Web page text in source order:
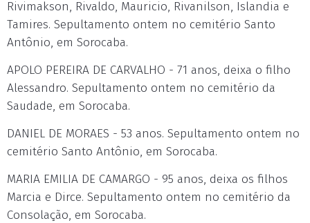
Rivimakson, Rivaldo, Mauricio, Rivanilson, Islandia e
Tamires. Sepultamento ontem no cemitério Santo
Antônio, em Sorocaba.
APOLO PEREIRA DE CARVALHO - 71 anos, deixa o filho
Alessandro. Sepultamento ontem no cemitério da
Saudade, em Sorocaba.
DANIEL DE MORAES - 53 anos. Sepultamento ontem no
cemitério Santo Antônio, em Sorocaba.
MARIA EMILIA DE CAMARGO - 95 anos, deixa os filhos
Marcia e Dirce. Sepultamento ontem no cemitério da
Consolação, em Sorocaba.